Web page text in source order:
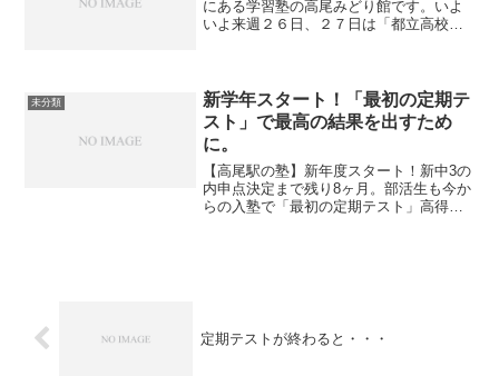
にある学習塾の高尾みどり館です。いよ
いよ来週２６日、２７日は「都立高校の
入ったら取り組みたいこと等...
未分類
新学年スタート！「最初の定期テ
スト」で最高の結果を出すため
に。
【高尾駅の塾】新年度スタート！新中3の
内申点決定まで残り8ヶ月。部活生も今か
らの入塾で「最初の定期テスト」高得点
定期テストが終わると・・・